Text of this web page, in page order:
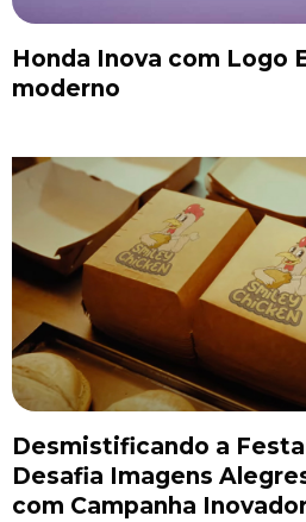
Honda Inova com Logo
moderno
Desmistificando a
Desafia Imagens
com Campanha